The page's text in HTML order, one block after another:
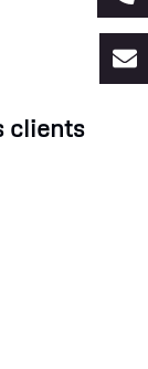
clients